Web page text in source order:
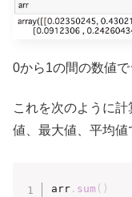
0から1の間の数値で
これを次のように
値、最大値、平均値
arr. sum ( )